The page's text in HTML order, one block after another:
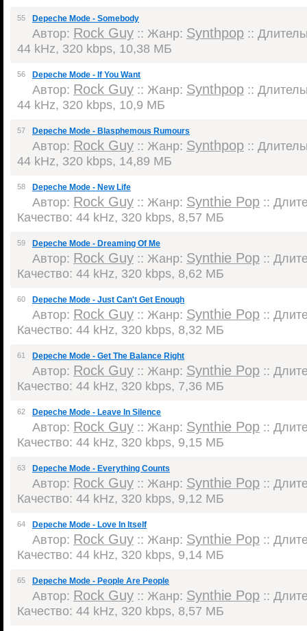
55 Depeche Mode - Somebody
Автор: Rock Guy :: Жанр: Synthpop ::
44 kHz, 320 kbps, 10,38 МБ
56 Depeche Mode - If You Want
Автор: Rock Guy :: Жанр: Synthpop ::
44 kHz, 320 kbps, 10,9 МБ
57 Depeche Mode - Blasphemous Rumours
Автор: Rock Guy :: Жанр: Synthpop ::
44 kHz, 320 kbps, 14,89 МБ
58 Depeche Mode - New Life
Автор: Rock Guy :: Жанр: Synthie Pop ::
Качество: 44 kHz, 320 kbps, 8,57 МБ
59 Depeche Mode - Dreaming Of Me
Автор: Rock Guy :: Жанр: Synthie Pop ::
Качество: 44 kHz, 320 kbps, 8,62 МБ
60 Depeche Mode - Just Can't Get Enough
Автор: Rock Guy :: Жанр: Synthie Pop ::
Качество: 44 kHz, 320 kbps, 8,32 МБ
61 Depeche Mode - Get The Balance Right
Автор: Rock Guy :: Жанр: Synthie Pop ::
Качество: 44 kHz, 320 kbps, 7,36 МБ
62 Depeche Mode - Leave In Silence
Автор: Rock Guy :: Жанр: Synthie Pop ::
Качество: 44 kHz, 320 kbps, 9,15 МБ
63 Depeche Mode - Everything Counts
Автор: Rock Guy :: Жанр: Synthie Pop ::
Качество: 44 kHz, 320 kbps, 9,12 МБ
64 Depeche Mode - Love In Itself
Автор: Rock Guy :: Жанр: Synthie Pop ::
Качество: 44 kHz, 320 kbps, 9,14 МБ
65 Depeche Mode - People Are People
Автор: Rock Guy :: Жанр: Synthie Pop ::
Качество: 44 kHz, 320 kbps, 8,57 МБ